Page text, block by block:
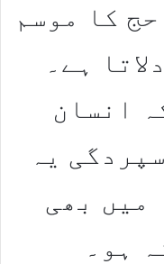
کا موسم
ہے۔
انسان
یہ
میں بھی
ہو۔